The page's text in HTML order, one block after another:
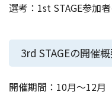
選考：1st STAGE参加
3rd STAGEの開催
開催期間：10月〜12月